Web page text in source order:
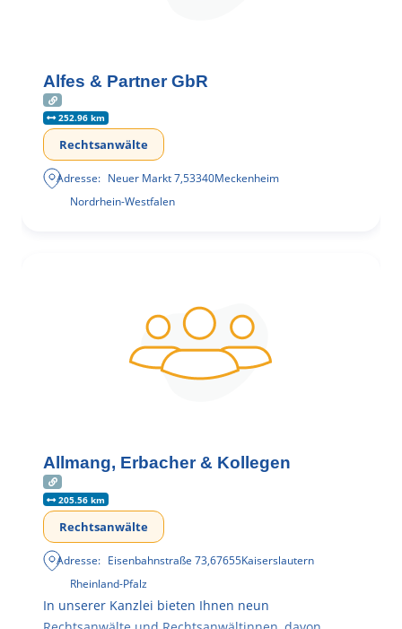
Alfes & Partner GbR
252.96 km
Rechtsanwälte
Adresse: Neuer Markt 7,53340Meckenheim
Nordrhein-Westfalen
Allmang, Erbacher & Kollegen
205.56 km
Rechtsanwälte
Adresse: Eisenbahnstraße 73,67655Kaiserslautern
Rheinland-Pfalz
In unserer Kanzlei bieten Ihnen neun